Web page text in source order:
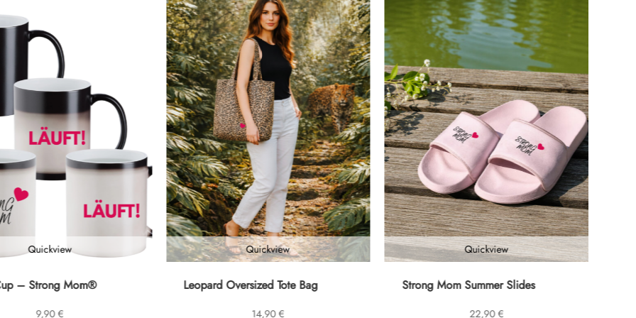
Quickview
– Strong Mom®
9,90€
Quickview
Leopard Oversized Tote Bag
14,90€
Quickview
Strong Mom Summer Slides
22,90€
Dieses